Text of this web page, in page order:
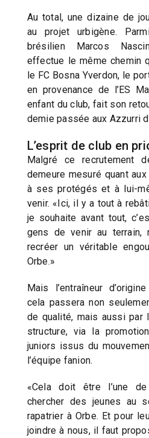
Au total, une dizaine de
au projet urbigène.
brésilien Marcos
effectue le même chemin
le FC Bosna Yverdon, le
en provenance de l’ES
enfant du club, fait son
demie passée aux Azzurri
L’esprit de club en
Malgré ce recrutement
demeure mesuré quant
à ses protégés et à lui-
venir. «Ici, il y a tout à
je souhaite avant tout,
gens de venir au terrain,
recréer un véritable
Orbe.»
Mais l’entraîneur
cela passera non
de qualité, mais aussi par
structure, via la
juniors issus du
l’équipe fanion.
«Cela doit être l’une
chercher des jeunes au
rapatrier à Orbe. Et pour
joindre à nous, il faut